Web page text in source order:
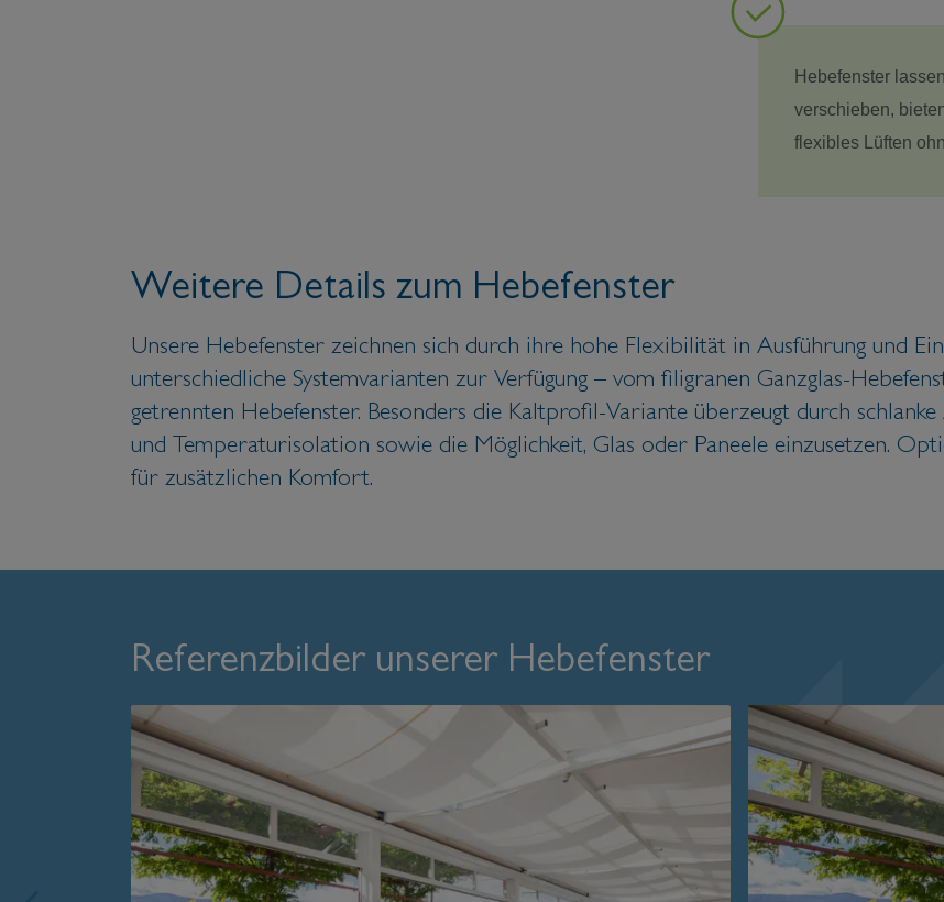
Hebefenster
verschieben,
flexibles Lüften
Weitere Details zum Hebefenster
Unsere Hebefenster zeichnen sich durch ihre hohe Flexibilität in Ausführung und
unterschiedliche Systemvarianten zur Verfügung – vom filigranen Ganzglas-
getrennten Hebefenster. Besonders die Kaltprofil-Variante überzeugt durch
und Temperaturisolation sowie die Möglichkeit, Glas oder Paneele einzusetzen.
für zusätzlichen Komfort.
Referenzbilder unserer Hebefenster